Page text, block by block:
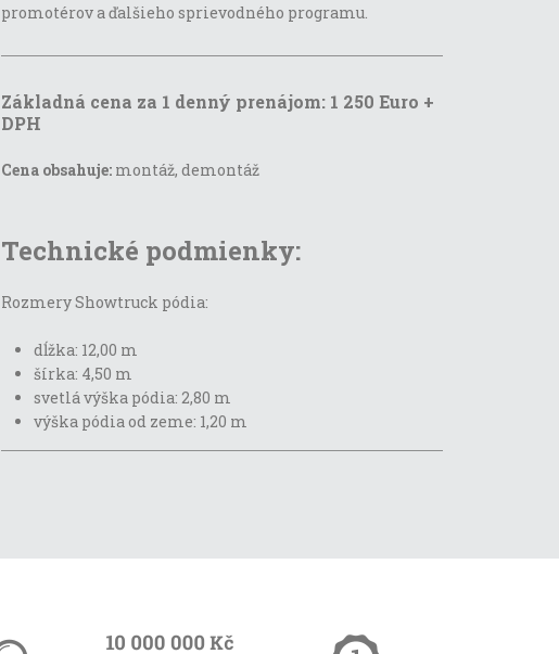
promotérov a ďalšieho sprievodného programu.
Základná cena za 1 denný prenájom: 1 250 Euro +
DPH
Cena obsahuje:montáž, demontáž
Technické podmienky:
Rozmery Showtruck pódia:
dĺžka: 12,00 m
šírka: 4,50 m
svetlá výška pódia: 2,80 m
výška pódia od zeme: 1,20 m